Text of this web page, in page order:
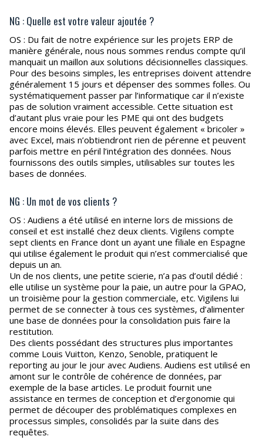
NG : Quelle est votre valeur ajoutée ?
OS : Du fait de notre expérience sur les projets ERP de
manière générale, nous nous sommes rendus compte qu’il
manquait un maillon aux solutions décisionnelles classiques.
Pour des besoins simples, les entreprises doivent attendre
généralement 15 jours et dépenser des sommes folles. Ou
systématiquement passer par l’informatique car il n’existe
pas de solution vraiment accessible. Cette situation est
d’autant plus vraie pour les PME qui ont des budgets
encore moins élevés. Elles peuvent également « bricoler »
avec Excel, mais n’obtiendront rien de pérenne et peuvent
parfois mettre en péril l’intégration des données. Nous
fournissons des outils simples, utilisables sur toutes les
bases de données.
NG : Un mot de vos clients ?
OS : Audiens a été utilisé en interne lors de missions de
conseil et est installé chez deux clients. Vigilens compte
sept clients en France dont un ayant une filiale en Espagne
qui utilise également le produit qui n’est commercialisé que
depuis un an.
Un de nos clients, une petite scierie, n’a pas d’outil dédié :
elle utilise un système pour la paie, un autre pour la GPAO,
un troisième pour la gestion commerciale, etc. Vigilens lui
permet de se connecter à tous ces systèmes, d’alimenter
une base de données pour la consolidation puis faire la
restitution.
Des clients possédant des structures plus importantes
comme Louis Vuitton, Kenzo, Senoble, pratiquent le
reporting au jour le jour avec Audiens. Audiens est utilisé en
amont sur le contrôle de cohérence de données, par
exemple de la base articles. Le produit fournit une
assistance en termes de conception et d’ergonomie qui
permet de découper des problématiques complexes en
processus simples, consolidés par la suite dans des
requêtes.